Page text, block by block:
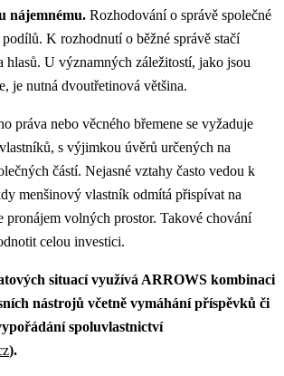
nájemnému. Rozhodování o správě společné
K rozhodnutí o běžné správě stačí
hlasů. U významných záležitostí, jako jsou
je nutná dvoutřetinová většina.
práva nebo věcného břemene se vyžaduje
s výjimkou úvěrů určených na
částí. Nejasné vztahy často vedou k
menšinový vlastník odmítá přispívat na
pronájem volných prostor. Takové chování
celou investici.
situací využívá ARROWS kombinaci
nástrojů včetně vymáhání příspěvků či
spoluvlastnictví
).